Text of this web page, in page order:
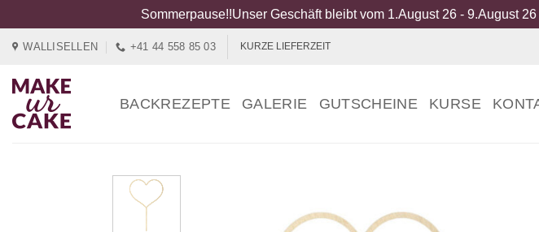
Sommerpause!!Unser Geschäft bleibt vom 1.August 26 - 9.August
springen
WALLISELLEN +41 44 558 85 03 KURZE LIEFERZEIT
BACKREZEPTE GALERIE GUTSCHEINE KURSE